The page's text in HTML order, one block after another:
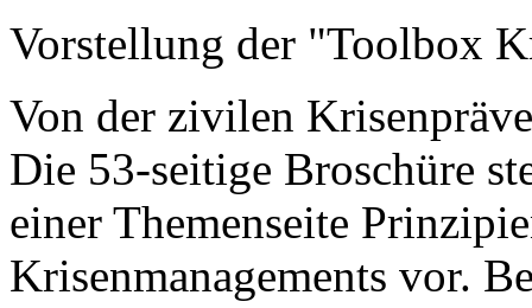
Vorstellung der "Toolbox
Von der zivilen
Die 53-seitige Broschüre
einer Themenseite
Krisenmanagements vor.